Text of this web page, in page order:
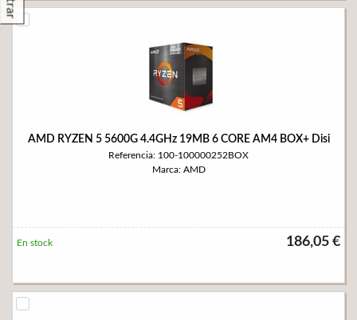
AMD RYZEN 5 5600G 4.4GHz 19MB 6 CORE AM4 BOX+ Disi
Referencia: 100-100000252BOX
Marca: AMD
186,05 €
En stock